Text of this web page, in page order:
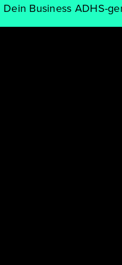
Dein Business ADHS-